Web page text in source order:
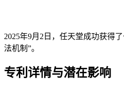
2025年9月2日，任天堂成功获得
法机制”。
专利详情与潜在影响